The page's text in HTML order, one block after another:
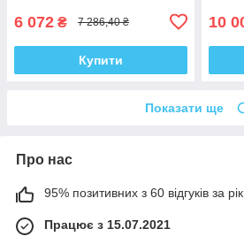
6 072 ₴ 7 286,40 ₴
Купити
10
Показати ще
Про нас
95% позитивних з 60 відгуків за рік
Працює з 15.07.2021